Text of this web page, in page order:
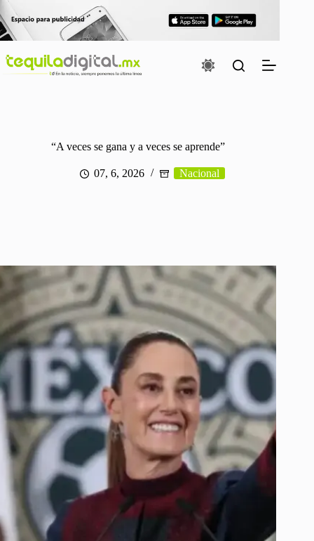
Saltar
al
contenido
“A veces se gana y a veces se aprende”
07, 6, 2026 Nacional